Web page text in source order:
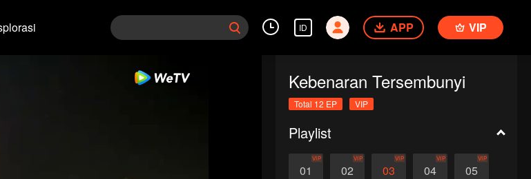
ID APP VIP
Kebenaran Tersembunyi
Total 12 EP VIP
Playlist
01
VIP
02
VIP
03
VIP
04
VIP
05
VIP